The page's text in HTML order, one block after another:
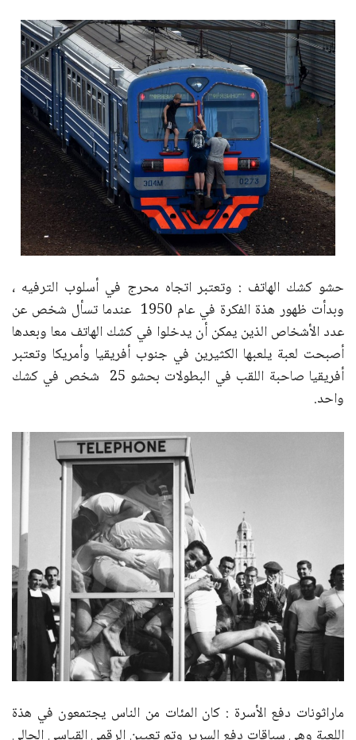
حشو كشك الهاتف : وتعتبر اتجاه محرج في أسلوب الترفيه ،
وبدأت ظهور هذة الفكرة في عام 1950 عندما تسأل شخص عن
عدد الأشخاص الذين يمكن أن يدخلوا في كشك الهاتف معا وبعدها
أصبحت لعبة يلعبها الكثيرين في جنوب أفريقيا وأمريكا وتعتبر
أفريقيا صاحبة اللقب في البطولات بحشو 25 شخص في كشك
واحد.
ماراثونات دفع الأسرة : كان المئات من الناس يجتمعون في هذة